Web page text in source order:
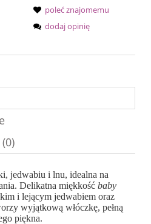
poleć znajomemu
dodaj opinię
jedwabiu i lnu, idealna na
Delikatna miękkość baby
i lejącym jedwabiem oraz
wyjątkową włóczkę, pełną
piękna.